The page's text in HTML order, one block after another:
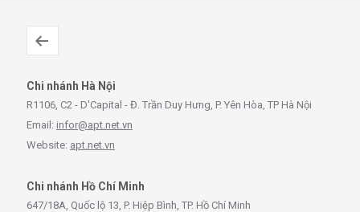
Chi nhánh Hà Nội
R1106, C2 - D'Capital - Đ. Trần Duy Hưng, P. Yên Hòa, TP Hà Nội
Email: infor@apt.net.vn
Website: apt.net.vn
Chi nhánh Hồ Chí Minh
647/18A, Quốc lộ 13, P. Hiệp Bình, TP. Hồ Chí Minh